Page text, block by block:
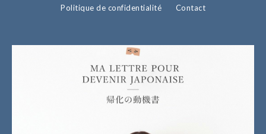
Politique de confidentialité
Contact